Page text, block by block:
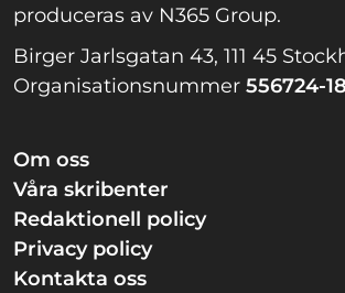
produceras av N365 Group.
Birger Jarlsgatan 43, 111 45
Organisationsnummer 556724-
Om oss
Våra skribenter
Redaktionell policy
Privacy policy
Kontakta oss